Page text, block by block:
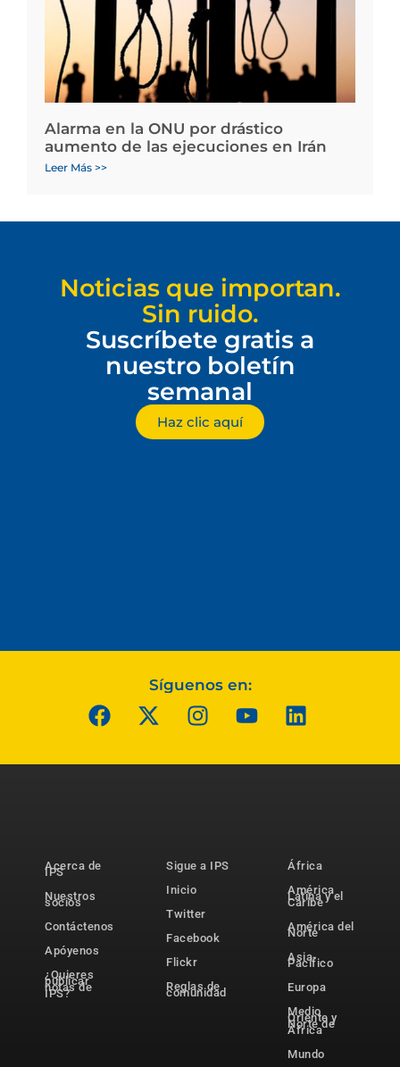
Alarma en la ONU por drástico
aumento de las ejecuciones en Irán
Leer Más >>
Noticias que importan.
Sin ruido.
Suscríbete gratis a
nuestro boletín
semanal
Haz clic aquí
Síguenos en:
Acerca de
IPS
Nuestros
socios
Contáctenos
Apóyenos
¿Quieres
publicar
notas de
IPS?
Sigue a IPS
Inicio
Twitter
Facebook
Flickr
Reglas de
comunidad
África
América
Latina y el
Caribe
América del
Norte
Asia-
Pacífico
Europa
Medio
Oriente y
Norte de
África
Mundo